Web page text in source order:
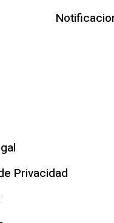
Privacidad